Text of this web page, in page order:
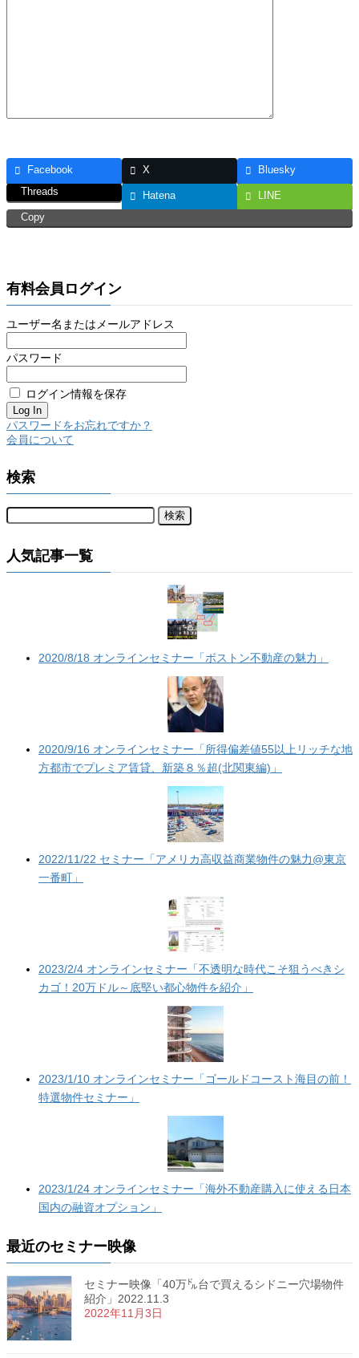
Facebook X
Bluesky
Threads
Hatena
LINE
Copy
有料会員ログイン
ユーザー名またはメールアドレス
パスワード
ログイン情報を保存
パスワードをお忘れですか？
会員について
検索
人気記事一覧
2020/8/18 オンラインセミナー「ボストン不動産の魅力」
2020/9/16 オンラインセミナー「所得偏差値55以上リッチな地
方都市でプレミア賃貸、新築８％超(北関東編)」
2022/11/22 セミナー「アメリカ高収益商業物件の魅力@東京
一番町」
2023/2/4 オンラインセミナー「不透明な時代こそ狙うべきシ
カゴ！20万ドル～底堅い都心物件を紹介」
2023/1/10 オンラインセミナー「ゴールドコースト海目の前！
特選物件セミナー」
2023/1/24 オンラインセミナー「海外不動産購入に使える日本
国内の融資オプション」
最近のセミナー映像
セミナー映像「40万㌦台で買えるシドニー穴場物件
紹介」2022.11.3
2022年11月3日